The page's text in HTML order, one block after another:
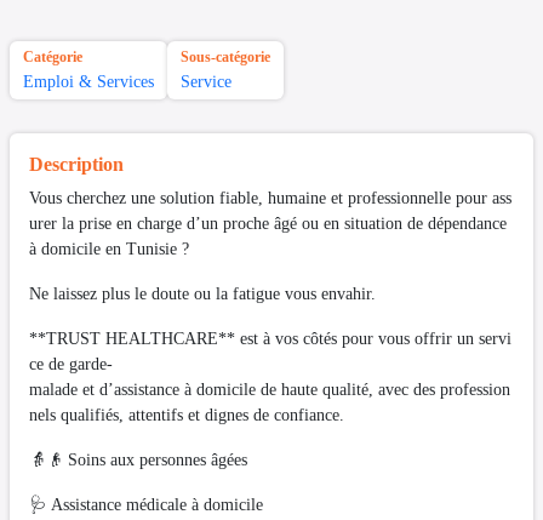
Catégorie
Emploi & Services
Sous-catégorie
Service
Description
Vous cherchez une solution fiable, humaine et professionnelle pour ass
urer la prise en charge d’un proche âgé ou en situation de dépendance
à domicile en Tunisie ?
Ne laissez plus le doute ou la fatigue vous envahir.
**TRUST HEALTHCARE** est à vos côtés pour vous offrir un servi
ce de garde-
malade et d’assistance à domicile de haute qualité, avec des profession
nels qualifiés, attentifs et dignes de confiance.
👵👴 Soins aux personnes âgées
🩺 Assistance médicale à domicile